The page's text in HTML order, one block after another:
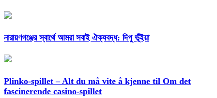
নারায়ণগঞ্জের স্বার্থে আমরা সবাই ঐক্যবদ্ধ: দিপু ভূঁইয়া
Plinko-spillet – Alt du må vite å kjenne til Om det
fascinerende casino-spillet